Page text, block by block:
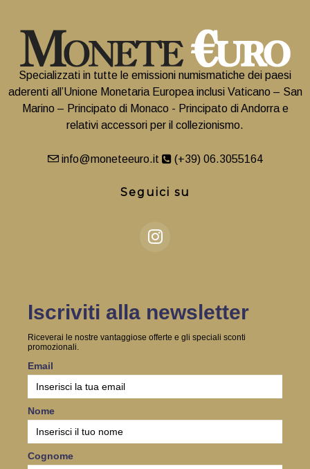
Specializzati in tutte le emissioni numismatiche dei paesi
aderenti all’Unione Monetaria Europea inclusi Vaticano – San
Marino – Principato di Monaco - Principato di Andorra e
relativi accessori per il collezionismo.
info@moneteeuro.it (+39) 06.3055164
Seguici su
Iscriviti alla newsletter
Riceverai le nostre vantaggiose offerte e gli speciali sconti
promozionali.
Email
Nome
Cognome